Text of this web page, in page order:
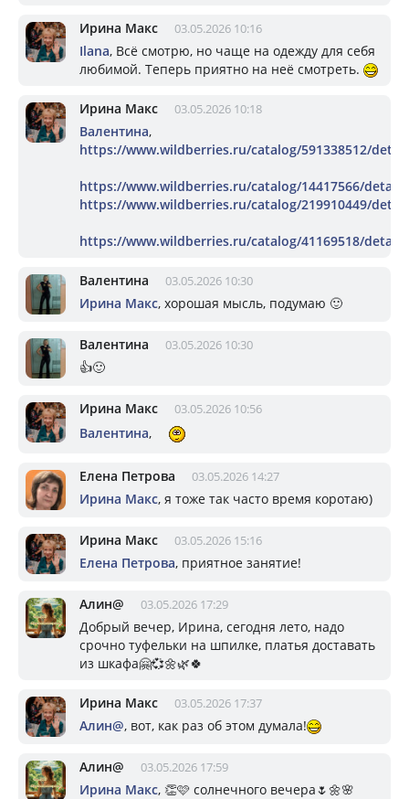
Ирина Макс 03.05.2026 10:16
Ilana, Всё смотрю, но чаще на одежду для себя
любимой. Теперь приятно на неё смотреть.
Ирина Макс 03.05.2026 10:18
Валентина,
https://www.wildberries.ru/catalog/591338512/
https://www.wildberries.ru/catalog/14417566/
https://www.wildberries.ru/catalog/219910449/
https://www.wildberries.ru/catalog/41169518/
Валентина 03.05.2026 10:30
Ирина Макс, хорошая мысль, подумаю 🙂
Валентина 03.05.2026 10:30
👍🙂
Ирина Макс 03.05.2026 10:56
Валентина,
Елена Петрова 03.05.2026 14:27
Ирина Макс, я тоже так часто время коротаю)
Ирина Макс 03.05.2026 15:16
Елена Петрова, приятное занятие!
Алин@ 03.05.2026 17:29
Добрый вечер, Ирина, сегодня лето, надо
срочно туфельки на шпилке, платья доставать
из шкафа🤗💞🌼🌿🍀
Ирина Макс 03.05.2026 17:37
Алин@, вот, как раз об этом думала!
Алин@ 03.05.2026 17:59
Ирина Макс, 👏🩷 солнечного вечера🌷🌼🌸